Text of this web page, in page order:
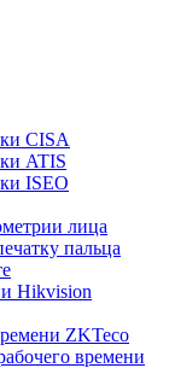
CISA
ATIS
ISEO
лица
пальца
Hikvision
ZKTeco
времени